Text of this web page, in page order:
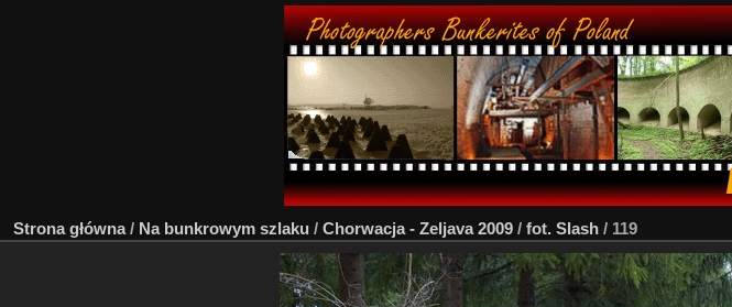
Strona główna/ Na bunkrowym szlaku / Chorwacja - Zeljava 2009 / fot. Slash / 119